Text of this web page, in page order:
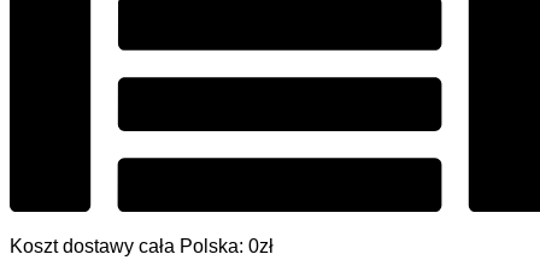
Koszt dostawy cała Polska: 0zł